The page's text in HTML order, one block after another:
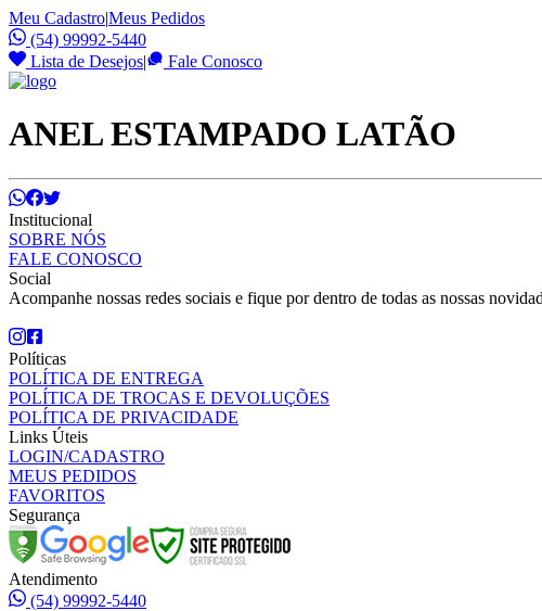
Meu Cadastro|Meus Pedidos
(54) 99992-5440
Lista de Desejos| Fale Conosco
ANEL ESTAMPADO LATÃO
Institucional
SOBRE NÓS
FALE CONOSCO
Social
Acompanhe nossas redes sociais e fique por dentro de todas as nossas
Políticas
POLÍTICA DE ENTREGA
POLÍTICA DE TROCAS E DEVOLUÇÕES
POLÍTICA DE PRIVACIDADE
Links Úteis
LOGIN/CADASTRO
MEUS PEDIDOS
FAVORITOS
Segurança
Atendimento
(54) 99992-5440